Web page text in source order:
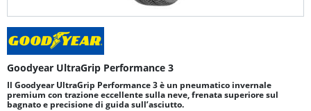
Goodyear UltraGrip Performance 3
Il Goodyear UltraGrip Performance 3 è un pneumatico invernale
premium con trazione eccellente sulla neve, frenata superiore sul
bagnato e precisione di guida sull’asciutto.